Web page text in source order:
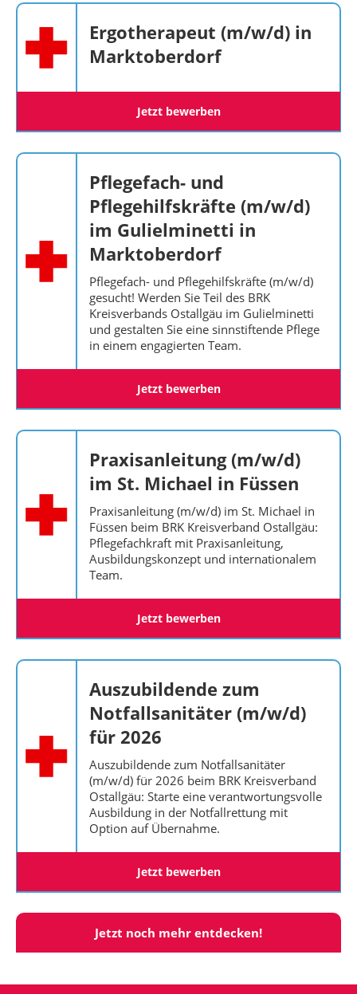
Ergotherapeut (m/w/d) in
Marktoberdorf
Jetzt bewerben
Pflegefach- und
Pflegehilfskräfte (m/w/d)
im Gulielminetti in
Marktoberdorf
Pflegefach- und Pflegehilfskräfte (m/w/d)
gesucht! Werden Sie Teil des BRK
Kreisverbands Ostallgäu im Gulielminetti
und gestalten Sie eine sinnstiftende Pflege
in einem engagierten Team.
Jetzt bewerben
Praxisanleitung (m/w/d)
im St. Michael in Füssen
Praxisanleitung (m/w/d) im St. Michael in
Füssen beim BRK Kreisverband Ostallgäu:
Pflegefachkraft mit Praxisanleitung,
Ausbildungskonzept und internationalem
Team.
Jetzt bewerben
Auszubildende zum
Notfallsanitäter (m/w/d)
für 2026
Auszubildende zum Notfallsanitäter
(m/w/d) für 2026 beim BRK Kreisverband
Ostallgäu: Starte eine verantwortungsvolle
Ausbildung in der Notfallrettung mit
Option auf Übernahme.
Jetzt bewerben
Jetzt noch mehr entdecken!